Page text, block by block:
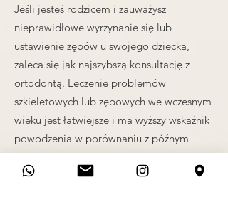
Jeśli jesteś rodzicem i zauważysz
nieprawidłowe wyrzynanie się lub
ustawienie zębów u swojego dziecka,
zaleca się jak najszybszą konsultację z
ortodontą. Leczenie problemów
szkieletowych lub zębowych we wczesnym
wieku jest łatwiejsze i ma wyższy wskaźnik
powodzenia w porównaniu z późnym
dzieciństwem lub okresem nastoletnim.
Zawsze możesz skontaktować się z nami w